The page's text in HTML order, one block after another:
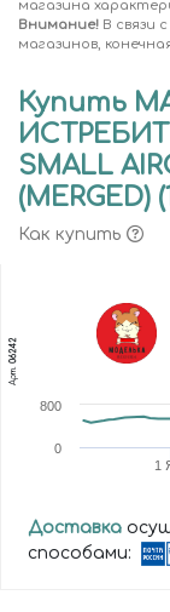
магазина
Внимание! В связи
магазинов,
Купить
SMALL
(MERGED)
Как купить
Арт.
06242
1
0
800
Доставка
способами: